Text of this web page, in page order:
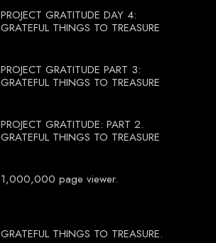
PROJECT GRATITUDE DAY 4:
GRATEFUL THINGS TO TREASURE
PROJECT GRATITUDE PART 3:
GRATEFUL THINGS TO TREASURE
PROJECT GRATITUDE: PART 2.
GRATEFUL THINGS TO TREASURE
1,000,000 page viewer.
GRATEFUL THINGS TO TREASURE.